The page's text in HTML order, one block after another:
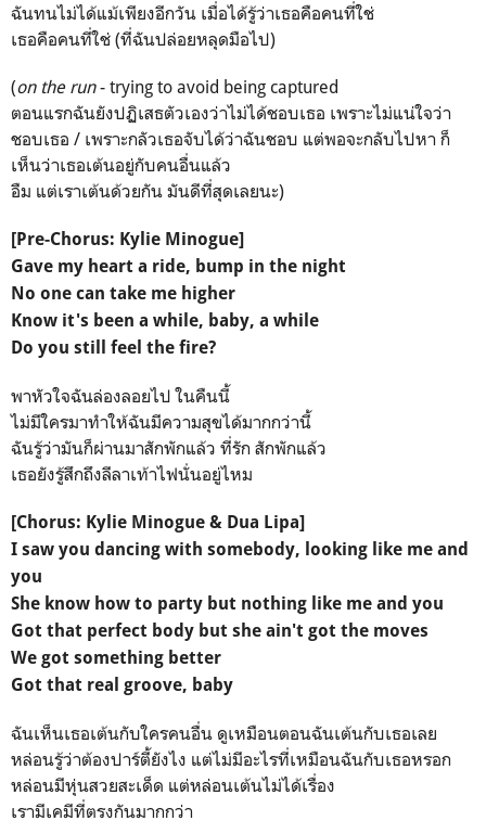
ฉันทนไม่ได้แม้เพียงอีกวัน เมื่อได้รู้ว่าเธอคือคนที่ใช่
เธอคือคนที่ใช่ (ที่ฉันปล่อยหลุดมือไป)
(on the run- trying to avoid being captured
ตอนแรกฉันยังปฏิเสธตัวเองว่าไม่ได้ชอบเธอ เพราะไม่แน่ใจว่า
ชอบเธอ / เพราะกลัวเธอจับได้ว่าฉันชอบ แต่พอจะกลับไปหา ก็
เห็นว่าเธอเต้นอยู่กับคนอื่นแล้ว
อืม แต่เราเต้นด้วยกัน มันดีที่สุดเลยนะ)
[Pre-Chorus: Kylie Minogue]
Gave my heart a ride, bump in the night
No one can take me higher
Know it's been a while, baby, a while
Do you still feel the fire?
พาหัวใจฉันล่องลอยไป ในคืนนี้
ไม่มีใครมาทำให้ฉันมีความสุขได้มากกว่านี้
ฉันรู้ว่ามันก็ผ่านมาสักพักแล้ว ที่รัก สักพักแล้ว
เธอยังรู้สึกถึงลีลาเท้าไฟนั่นอยู่ไหม
[Chorus: Kylie Minogue & Dua Lipa]
I saw you dancing with somebody, looking like me and
you
She know how to party but nothing like me and you
Got that perfect body but she ain't got the moves
We got something better
Got that real groove, baby
ฉันเห็นเธอเต้นกับใครคนอื่น ดูเหมือนตอนฉันเต้นกับเธอเลย
หล่อนรู้ว่าต้องปาร์ตี้ยังไง แต่ไม่มีอะไรที่เหมือนฉันกับเธอหรอก
หล่อนมีหุ่นสวยสะเด็ด แต่หล่อนเต้นไม่ได้เรื่อง
เรามีเคมีที่ตรงกันมากกว่า